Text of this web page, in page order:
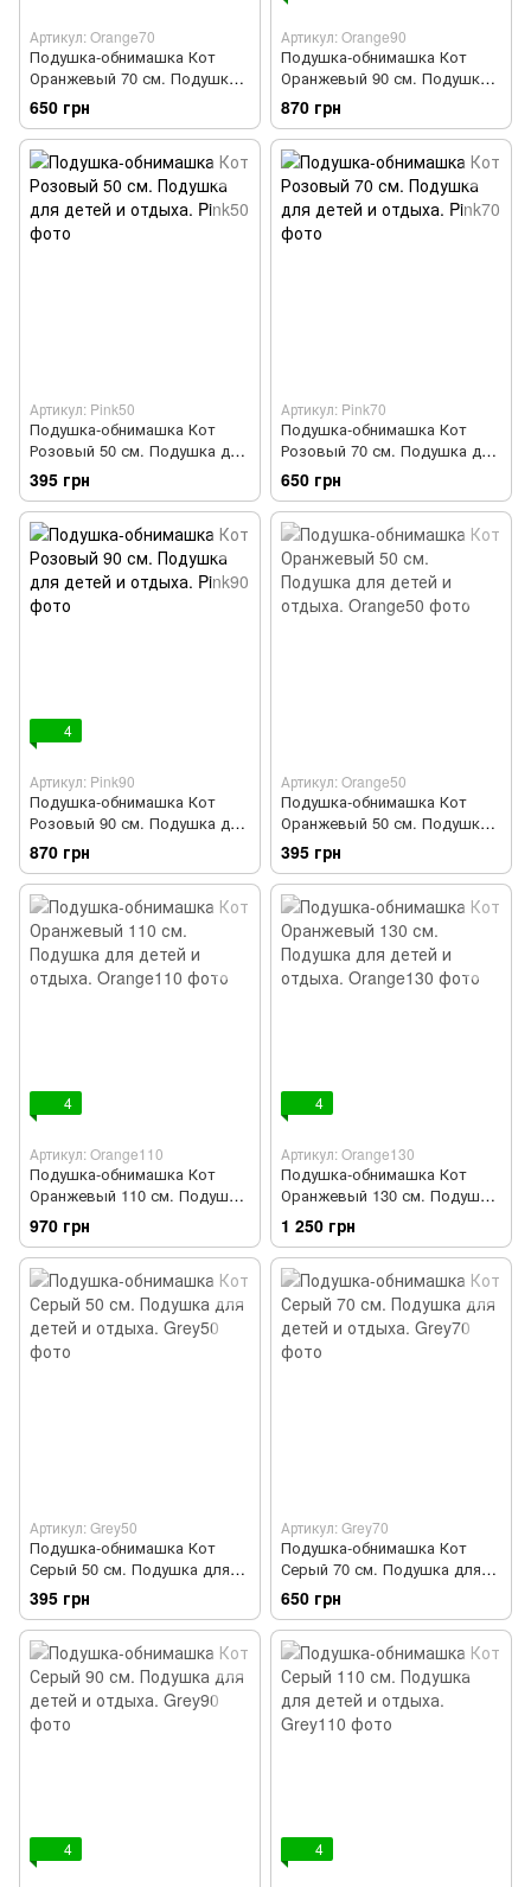
Артикул: Orange70
Подушка-обнимашка Кот
Оранжевый 70 см. Подушка
для детей и отдыха.
650 грн
Артикул: Orange90
Подушка-обнимашка Кот
Оранжевый 90 см. Подушка
для детей и отдыха.
870 грн
Артикул: Pink50
Подушка-обнимашка Кот
Розовый 50 см. Подушка для
детей и отдыха.
395 грн
Артикул: Pink70
Подушка-обнимашка Кот
Розовый 70 см. Подушка для
детей и отдыха.
650 грн
4
Артикул: Pink90
Подушка-обнимашка Кот
Розовый 90 см. Подушка для
детей и отдыха.
870 грн
Артикул: Orange50
Подушка-обнимашка Кот
Оранжевый 50 см. Подушка
для детей и отдыха.
395 грн
4
Артикул: Orange110
Подушка-обнимашка Кот
Оранжевый 110 см. Подушка
для детей и отдыха.
970 грн
4
Артикул: Orange130
Подушка-обнимашка Кот
Оранжевый 130 см. Подушка
для детей и отдыха.
1 250 грн
Артикул: Grey50
Подушка-обнимашка Кот
Серый 50 см. Подушка для
детей и отдыха.
395 грн
Артикул: Grey70
Подушка-обнимашка Кот
Серый 70 см. Подушка для
детей и отдыха.
650 грн
4 4